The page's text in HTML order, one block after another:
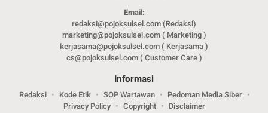
Email:
redaksi@pojoksulsel.com (Redaksi)
marketing@pojoksulsel.com ( Marketing )
kerjasama@pojoksulsel.com ( Kerjasama )
cs@pojoksulsel.com ( Customer Care )
Informasi
Redaksi Kode Etik SOP Wartawan
Pedoman Media Siber
Privacy Policy
Copyright Disclaimer